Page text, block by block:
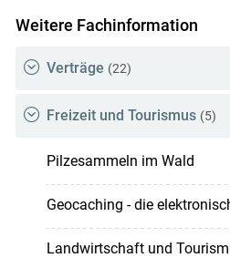
Weitere Fachinformation
Verträge (22)
Freizeit und Tourismus (5)
Pilzesammeln im Wald
Geocaching - die
Landwirtschaft und